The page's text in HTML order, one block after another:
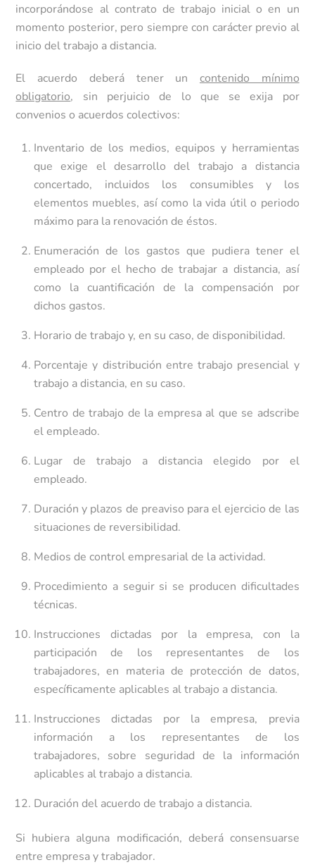
incorporándose al contrato de trabajo inicial o en un
momento posterior, pero siempre con carácter previo al
inicio del trabajo a distancia.
El acuerdo deberá tener un contenido mínimo
obligatorio, sin perjuicio de lo que se exija por
convenios o acuerdos colectivos:
Inventario de los medios, equipos y herramientas
que exige el desarrollo del trabajo a distancia
concertado, incluidos los consumibles y los
elementos muebles, así como la vida útil o periodo
máximo para la renovación de éstos.
Enumeración de los gastos que pudiera tener el
empleado por el hecho de trabajar a distancia, así
como la cuantificación de la compensación por
dichos gastos.
Horario de trabajo y, en su caso, de disponibilidad.
Porcentaje y distribución entre trabajo presencial y
trabajo a distancia, en su caso.
Centro de trabajo de la empresa al que se adscribe
el empleado.
Lugar de trabajo a distancia elegido por el
empleado.
Duración y plazos de preaviso para el ejercicio de las
situaciones de reversibilidad.
Medios de control empresarial de la actividad.
Procedimiento a seguir si se producen dificultades
técnicas.
Instrucciones dictadas por la empresa, con la
participación de los representantes de los
trabajadores, en materia de protección de datos,
específicamente aplicables al trabajo a distancia.
Instrucciones dictadas por la empresa, previa
información a los representantes de los
trabajadores, sobre seguridad de la información
aplicables al trabajo a distancia.
Duración del acuerdo de trabajo a distancia.
Si hubiera alguna modificación, deberá consensuarse
entre empresa y trabajador.